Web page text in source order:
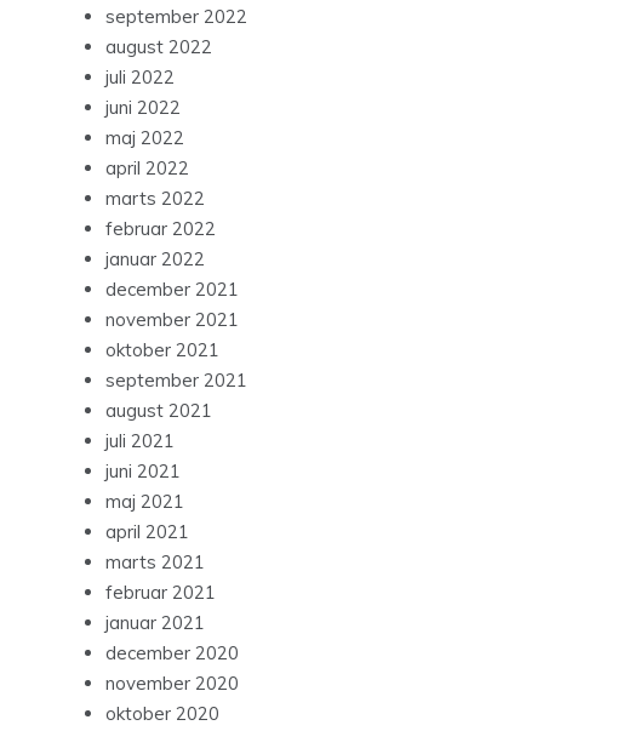
september 2022
august 2022
juli 2022
juni 2022
maj 2022
april 2022
marts 2022
februar 2022
januar 2022
december 2021
november 2021
oktober 2021
september 2021
august 2021
juli 2021
juni 2021
maj 2021
april 2021
marts 2021
februar 2021
januar 2021
december 2020
november 2020
oktober 2020